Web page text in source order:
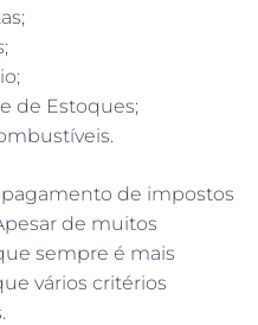
de Estoques;
pagamento de impostos
de muitos
sempre é mais
vários critérios